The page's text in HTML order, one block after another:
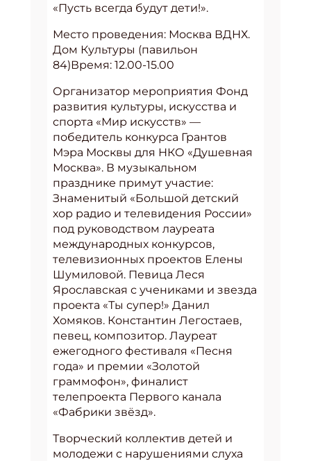
«Пусть всегда будут дети!».
Место проведения: Москва ВДНХ.
Дом Культуры (павильон
84)Время: 12.00-15.00
Организатор мероприятия Фонд
развития культуры, искусства и
спорта «Мир искусств» —
победитель конкурса Грантов
Мэра Москвы для НКО «Душевная
Москва». В музыкальном
празднике примут участие:
Знаменитый «Большой детский
хор радио и телевидения России»
под руководством лауреата
международных конкурсов,
телевизионных проектов Елены
Шумиловой. Певица Леся
Ярославская с учениками и звезда
проекта «Ты супер!» Данил
Хомяков. Константин Легостаев,
певец, композитор. Лауреат
ежегодного фестиваля «Песня
года» и премии «Золотой
граммофон», финалист
телепроекта Первого канала
«Фабрики звёзд».
Творческий коллектив детей и
молодежи с нарушениями слуха